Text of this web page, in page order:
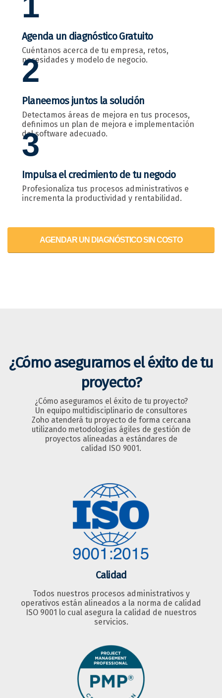
Agenda un diagnóstico Gratuito
Cuéntanos acerca de tu empresa, retos,
necesidades y modelo de negocio.
2
Planeemos juntos la solución
Detectamos áreas de mejora en tus procesos,
definimos un plan de mejora e implementación
del software adecuado.
3
Impulsa el crecimiento de tu negocio
Profesionaliza tus procesos administrativos e
incrementa la productividad y rentabilidad.
AGENDAR UN DIAGNÓSTICO SIN COSTO
¿Cómo aseguramos el éxito de tu
proyecto?
¿Cómo aseguramos el éxito de tu proyecto?
Un equipo multidisciplinario de consultores
Zoho atenderá tu proyecto de forma cercana
utilizando metodologías ágiles de gestión de
proyectos alineadas a estándares de
calidad ISO 9001.
Calidad
Todos nuestros procesos administrativos y
operativos están alineados a la norma de calidad
ISO 9001 lo cual asegura la calidad de nuestros
servicios.